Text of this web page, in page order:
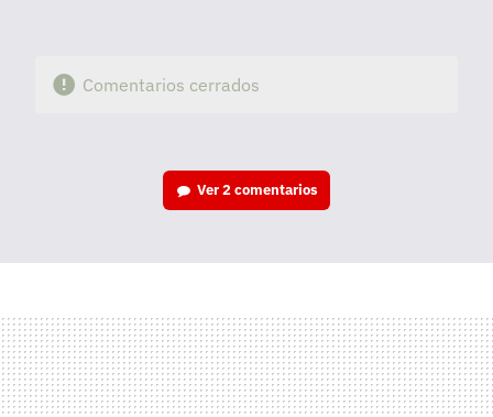
Comentarios cerrados
Ver2 comentarios